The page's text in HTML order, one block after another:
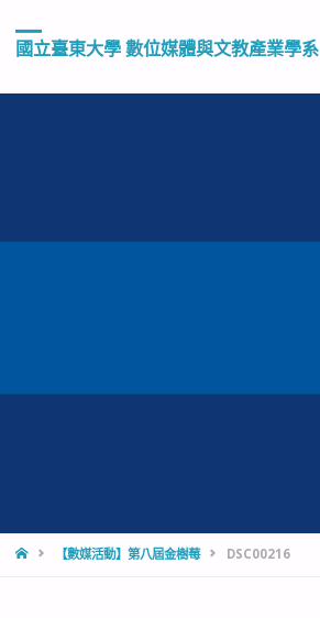
國立臺東大學 數位媒體與文教產業學系
HOME【數媒活動】第八屆金樹莓 DSC00216